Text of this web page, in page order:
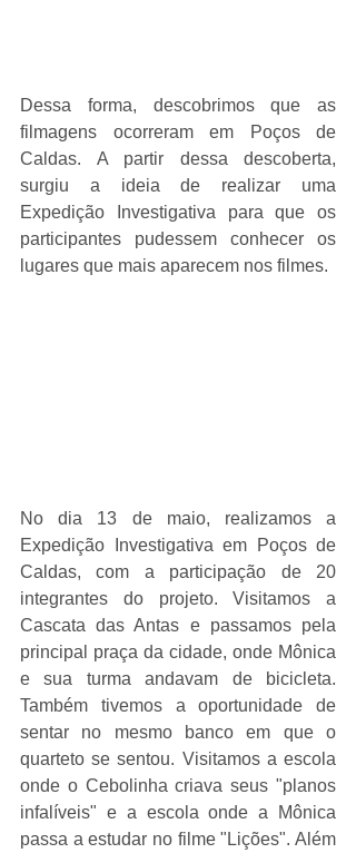
Dessa forma, descobrimos que as
filmagens ocorreram em Poços de
Caldas. A partir dessa descoberta,
surgiu a ideia de realizar uma
Expedição Investigativa para que os
participantes pudessem conhecer os
lugares que mais aparecem nos filmes.
No dia 13 de maio, realizamos a
Expedição Investigativa em Poços de
Caldas, com a participação de 20
integrantes do projeto. Visitamos a
Cascata das Antas e passamos pela
principal praça da cidade, onde Mônica
e sua turma andavam de bicicleta.
Também tivemos a oportunidade de
sentar no mesmo banco em que o
quarteto se sentou. Visitamos a escola
onde o Cebolinha criava seus "planos
infalíveis" e a escola onde a Mônica
passa a estudar no filme "Lições". Além